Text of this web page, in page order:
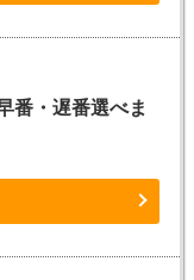
番・遅番選べま